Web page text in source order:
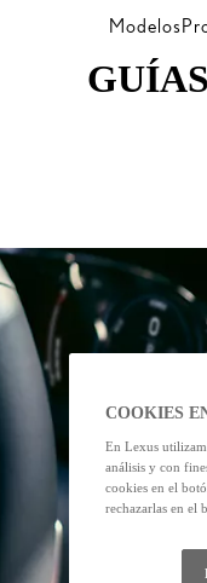
Modelos
COOKIES
En Lexus
análisis y con
cookies en el
rechazarlas en el